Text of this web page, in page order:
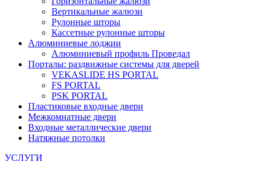
Вертикальные жалюзи
Рулонные шторы
Кассетные рулонные шторы
Алюминиевые лоджии
Алюминиевый профиль Проведал
Порталы: раздвижные системы для дверей
VEKASLIDE HS PORTAL
FS PORTAL
PSK PORTAL
Пластиковые входные двери
Межкомнатные двери
Входные металлические двери
Натяжные потолки
УСЛУГИ